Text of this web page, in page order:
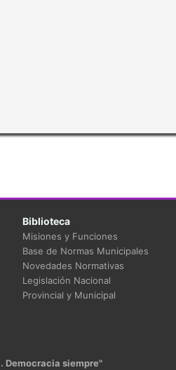
Biblioteca
Misiones y Funciones
Base de Normas Municipales
Novedades Normativas
Legislación Nacional
Provincial y Municipal
Democracia siempre"